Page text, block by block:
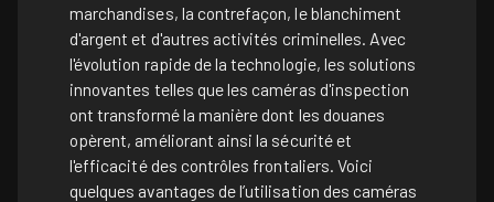
marchandises, la contrefaçon, le blanchiment
d'argent et d'autres activités criminelles. Avec
l'évolution rapide de la technologie, les solutions
innovantes telles que les caméras d'inspection
ont transformé la manière dont les douanes
opèrent, améliorant ainsi la sécurité et
l'efficacité des contrôles frontaliers. Voici
quelques avantages de l’utilisation des caméras